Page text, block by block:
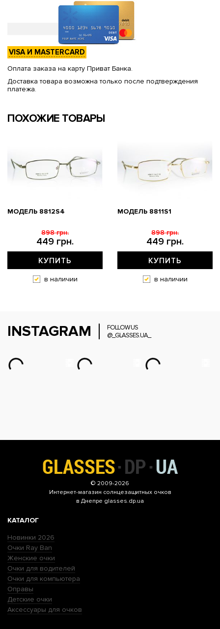
VISA И MASTERCARD
Оплата заказа на карту Приват Банка.
Доставка товара возможна только после подтверждения
платежа.
ПОХОЖИЕ ТОВАРЫ
МОДЕЛЬ 8812S4
449 грн.
898 грн.
КУПИТЬ
в наличии
МОДЕЛЬ 8811S1
449 грн.
898 грн.
КУПИТЬ
в наличии
INSTAGRAM
FOLLOW US
@_GLASSES.UA_
© 2009-2026
Интернет-магазин солнцезащитных очков
в Днепре glasses.dp.ua
КАТАЛОГ
Новинки 2026
Очки Ray Ban
Женские очки
Очки для водителей
Очки для компьютера
Оправы
Детские очки
Аксессуары для очков